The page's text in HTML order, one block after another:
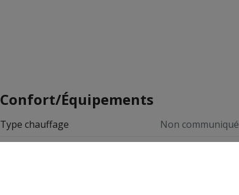
Confort/Équipements
Type chauffage
Non communiqué